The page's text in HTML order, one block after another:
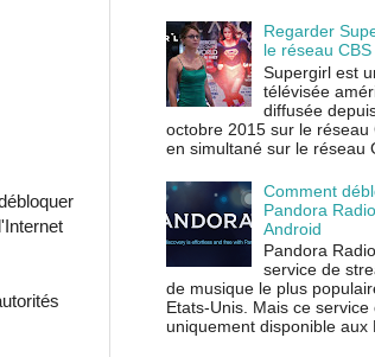
Regarder
le réseau CBS
Supergirl est
télévisée
diffusée
octobre 2015 sur le réseau
en simultané sur le réseau
Comment
Pandora
Android
Pandora
service de
de musique le plus
Etats-Unis. Mais ce service
uniquement disponible aux